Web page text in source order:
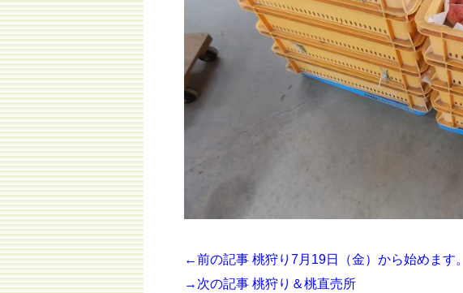
←前の記事 桃狩り7月19日（金）から始めます。
→次の記事 桃狩り＆桃直売所